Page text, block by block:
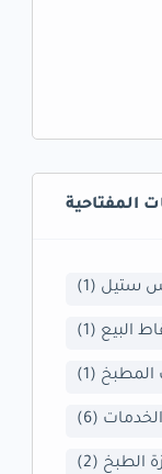
المفتاحية
ستيل (1)
البيع (1)
المطبخ (1)
الخدمات (6)
الطبخ (2)